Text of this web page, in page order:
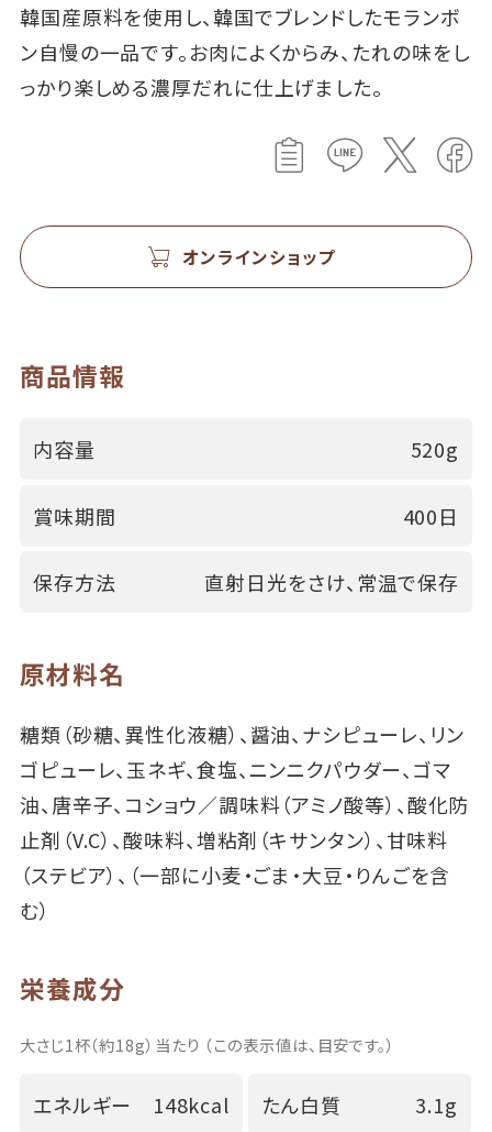
韓国産原料を使用し、韓国でブレンドしたモランボ
ン自慢の一品です。お肉によくからみ、たれの味をし
っかり楽しめる濃厚だれに仕上げました。
オンラインショップ
商品情報
内容量 520g
賞味期間 400日
保存方法 直射日光をさけ、常温で保存
原材料名
糖類（砂糖、異性化液糖）、醤油、ナシピューレ、リン
ゴピューレ、玉ネギ、食塩、ニンニクパウダー、ゴマ
油、唐辛子、コショウ／調味料（アミノ酸等）、酸化防
止剤（V.C）、酸味料、増粘剤（キサンタン）、甘味料
（ステビア）、（一部に小麦・ごま・大豆・りんごを含
む）
栄養成分
大さじ1杯（約18g）当たり （この表示値は、目安です。）
エネルギー 148kcal たん白質 3.1g